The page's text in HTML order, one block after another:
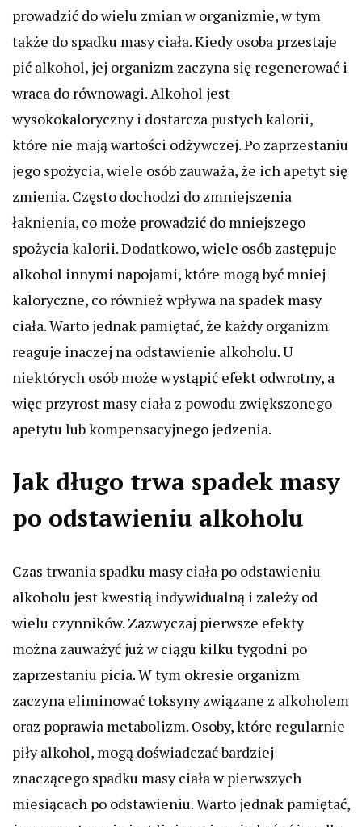
prowadzić do wielu zmian w organizmie, w tym
także do spadku masy ciała. Kiedy osoba przestaje
pić alkohol, jej organizm zaczyna się regenerować i
wraca do równowagi. Alkohol jest
wysokokaloryczny i dostarcza pustych kalorii,
które nie mają wartości odżywczej. Po zaprzestaniu
jego spożycia, wiele osób zauważa, że ich apetyt się
zmienia. Często dochodzi do zmniejszenia
łaknienia, co może prowadzić do mniejszego
spożycia kalorii. Dodatkowo, wiele osób zastępuje
alkohol innymi napojami, które mogą być mniej
kaloryczne, co również wpływa na spadek masy
ciała. Warto jednak pamiętać, że każdy organizm
reaguje inaczej na odstawienie alkoholu. U
niektórych osób może wystąpić efekt odwrotny, a
więc przyrost masy ciała z powodu zwiększonego
apetytu lub kompensacyjnego jedzenia.
Jak długo trwa spadek masy
po odstawieniu alkoholu
Czas trwania spadku masy ciała po odstawieniu
alkoholu jest kwestią indywidualną i zależy od
wielu czynników. Zazwyczaj pierwsze efekty
można zauważyć już w ciągu kilku tygodni po
zaprzestaniu picia. W tym okresie organizm
zaczyna eliminować toksyny związane z alkoholem
oraz poprawia metabolizm. Osoby, które regularnie
piły alkohol, mogą doświadczać bardziej
znaczącego spadku masy ciała w pierwszych
miesiącach po odstawieniu. Warto jednak pamiętać,